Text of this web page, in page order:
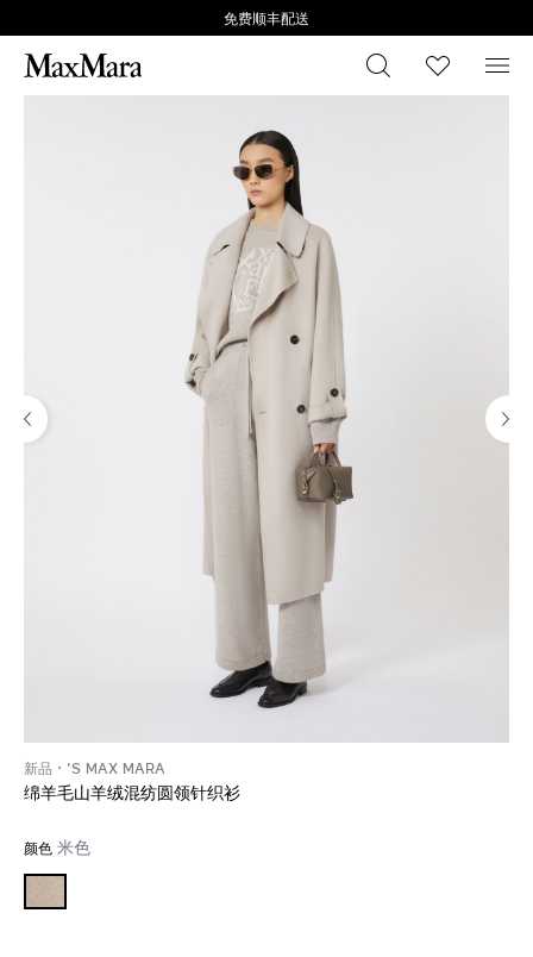
免费顺丰配送
搜索 心愿清
菜
新品 'S MAX MARA
绵羊毛山羊绒混纺圆领针织衫
颜色 米色